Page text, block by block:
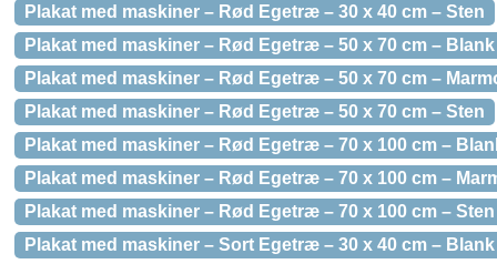
Plakat med maskiner – Rød Egetræ – 30 x 40 cm – Sten
Plakat med maskiner – Rød Egetræ – 50 x 70 cm – Blank
Plakat med maskiner – Rød Egetræ – 50 x 70 cm –
Plakat med maskiner – Rød Egetræ – 50 x 70 cm – Sten
Plakat med maskiner – Rød Egetræ – 70 x 100 cm –
Plakat med maskiner – Rød Egetræ – 70 x 100 cm –
Plakat med maskiner – Rød Egetræ – 70 x 100 cm – Sten
Plakat med maskiner – Sort Egetræ – 30 x 40 cm – Blank